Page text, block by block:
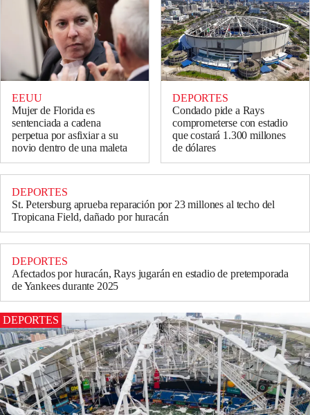
EEUU
Mujer de Florida es
sentenciada a cadena
perpetua por asfixiar a su
novio dentro de una maleta
DEPORTES
Condado pide a Rays
comprometerse con estadio
que costará 1.300 millones
de dólares
DEPORTES
St. Petersburg aprueba reparación por 23 millones al techo del
Tropicana Field, dañado por huracán
DEPORTES
Afectados por huracán, Rays jugarán en estadio de pretemporada
de Yankees durante 2025
DEPORTES